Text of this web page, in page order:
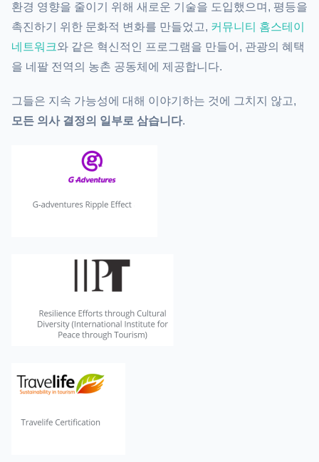
환경 영향을 줄이기 위해 새로운 기술을 도입했으며, 평등을
촉진하기 위한 문화적 변화를 만들었고, 커뮤니티 홈스테이
네트워크와 같은 혁신적인 프로그램을 만들어, 관광의 혜택
을 네팔 전역의 농촌 공동체에 제공합니다.
그들은 지속 가능성에 대해 이야기하는 것에 그치지 않고,
모든 의사 결정의 일부로 삼습니다.